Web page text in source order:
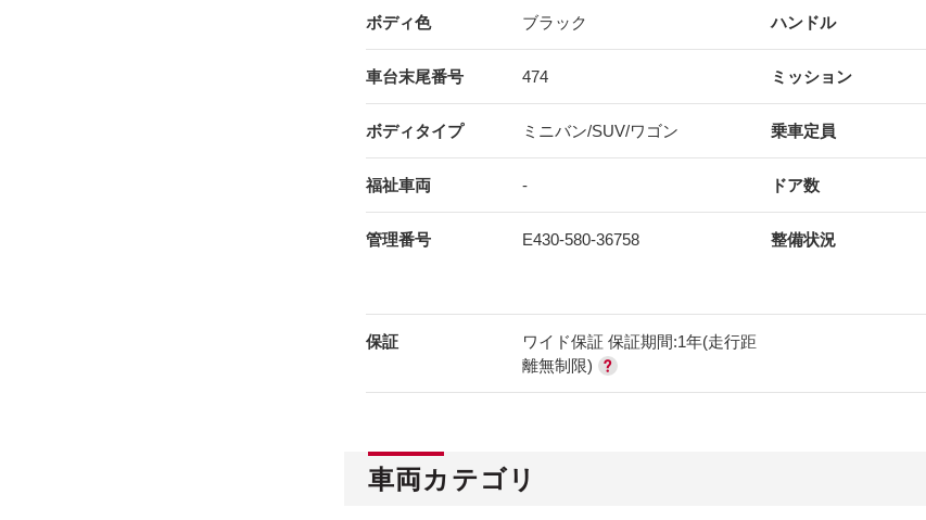
ボディ色 ブラック ハンドル
車台末尾番号 474 ミッション
ボディタイプ ミニバン/SUV/ワゴン 乗車定員
福祉車両 - ドア数
管理番号 E430-580-36758 整備状況
保証
ワイド保証 保証期間:1年(走行距
離無制限)
車両カテゴリ